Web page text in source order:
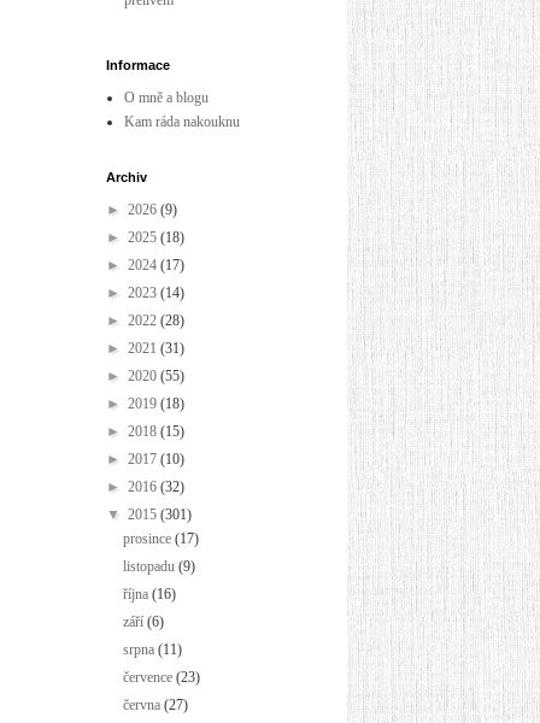
Informace
O mně a blogu
Kam ráda nakouknu
Archiv
► 2026 (9)
► 2025 (18)
► 2024 (17)
► 2023 (14)
► 2022 (28)
► 2021 (31)
► 2020 (55)
► 2019 (18)
► 2018 (15)
► 2017 (10)
► 2016 (32)
▼ 2015 (301)
prosince(17)
listopadu(9)
října(16)
září(6)
srpna(11)
července(23)
června(27)